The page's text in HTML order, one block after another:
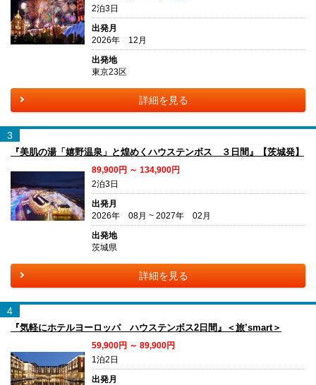
2泊3日
出発月
2026年 12月
出発地
東京23区
詳細を見る
3
『美肌の湯「嬉野温泉」と煌めくハウステンボス ３日間』【茨城発】
89,900円 ～ 134,900円
2泊3日
出発月
2026年 08月 ~ 2027年 02月
出発地
茨城県
詳細を見る
4
『気軽にホテルヨーロッパ ハウステンボス2日間』＜旅’smart＞
59,900円 ～ 89,900円
1泊2日
出発月